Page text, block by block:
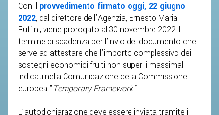
Con il provvedimento firmato oggi, 22 giugno
2022, dal direttore dell’Agenzia, Ernesto Maria
Ruffini, viene prorogato al 30 novembre 2022 il
termine di scadenza per l’invio del documento che
serve ad attestare che l’importo complessivo dei
sostegni economici fruiti non superi i massimali
indicati nella Comunicazione della Commissione
europea " Temporary Framework".
L’autodichiarazione deve essere inviata tramite il
ORGANI DI GIUSTIZIA FEDERALE
MAGLIA AZZURRA
STAFF TECNICO
CTF – PALABADMINTON